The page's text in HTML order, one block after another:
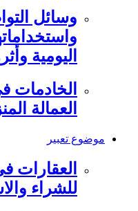
وسائل
اليومية
الخادمات
العمالة
موضوع تعبير
للشراء